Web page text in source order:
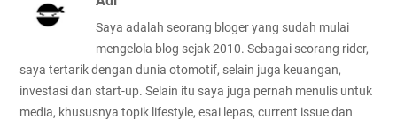
Saya adalah seorang bloger yang sudah mulai
mengelola blog sejak 2010. Sebagai seorang rider,
saya tertarik dengan dunia otomotif, selain juga keuangan,
investasi dan start-up. Selain itu saya juga pernah menulis untuk
media, khususnya topik lifestyle, esai lepas, current issue dan